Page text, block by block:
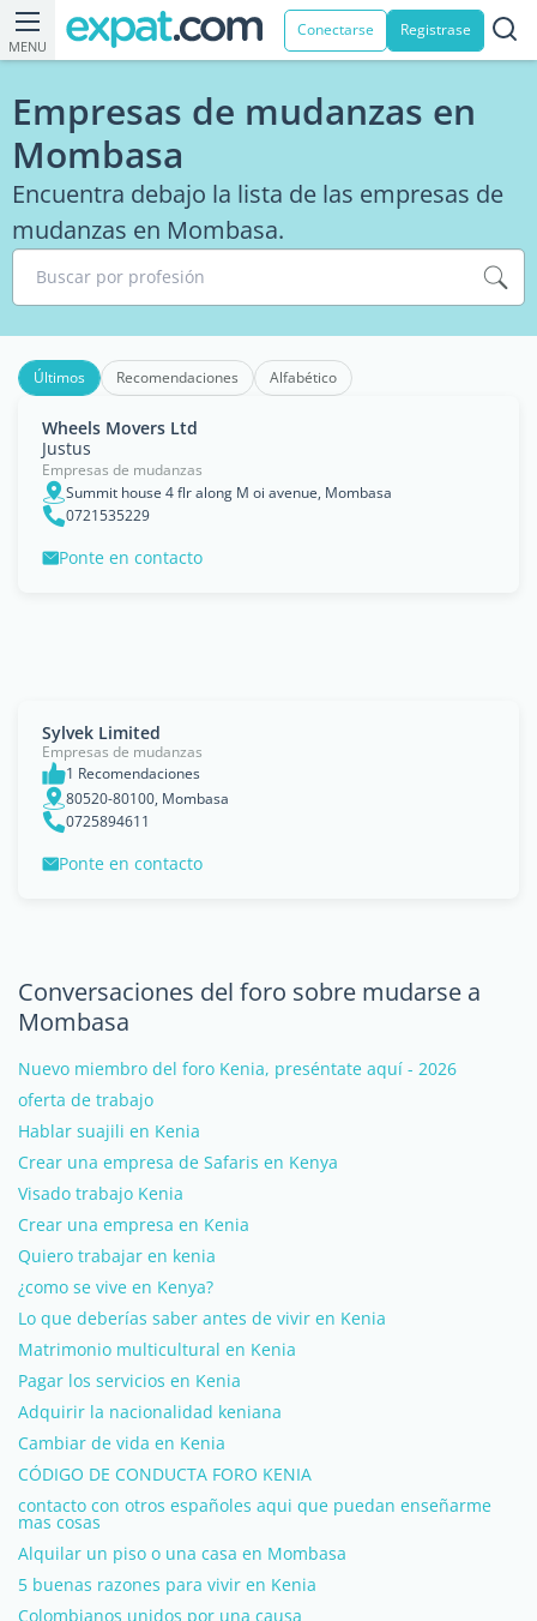
MENU
Conectarse Registrase
Empresas de mudanzas en
Mombasa
Encuentra debajo la lista de las empresas de
mudanzas en Mombasa.
Buscar por profesión
Últimos Recomendaciones Alfabético
Wheels Movers Ltd
Justus
Empresas de mudanzas
Summit house 4 flr along M oi avenue, Mombasa
0721535229
Ponte en contacto
Sylvek Limited
Empresas de mudanzas
1 Recomendaciones
80520-80100, Mombasa
0725894611
Ponte en contacto
Conversaciones del foro sobre mudarse a
Mombasa
Nuevo miembro del foro Kenia, preséntate aquí - 2026
oferta de trabajo
Hablar suajili en Kenia
Crear una empresa de Safaris en Kenya
Visado trabajo Kenia
Crear una empresa en Kenia
Quiero trabajar en kenia
¿como se vive en Kenya?
Lo que deberías saber antes de vivir en Kenia
Matrimonio multicultural en Kenia
Pagar los servicios en Kenia
Adquirir la nacionalidad keniana
Cambiar de vida en Kenia
CÓDIGO DE CONDUCTA FORO KENIA
contacto con otros españoles aqui que puedan enseñarme
mas cosas
Alquilar un piso o una casa en Mombasa
5 buenas razones para vivir en Kenia
Colombianos unidos por una causa